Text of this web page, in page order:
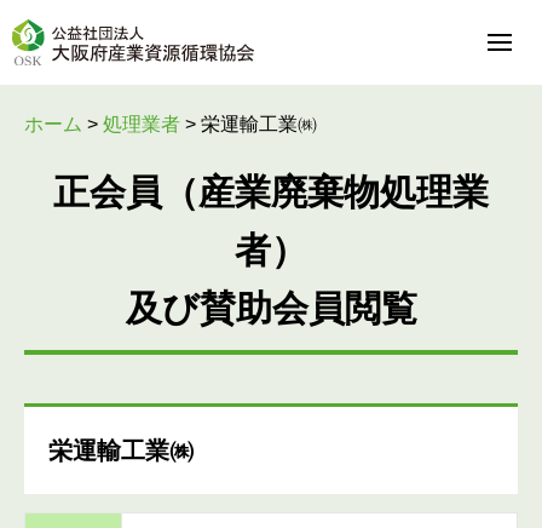
ホーム > 処理業者 > 栄運輸工業㈱
正会員（産業廃棄物処理業
者）
及び賛助会員閲覧
栄運輸工業㈱